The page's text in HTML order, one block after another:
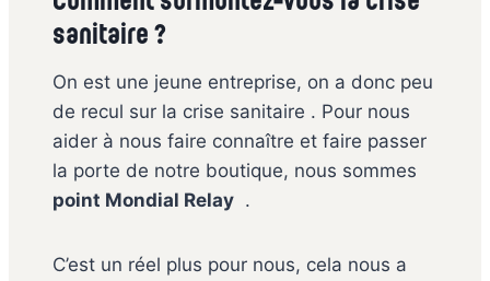
sanitaire ?
On est une jeune entreprise, on a donc peu
de recul sur la crise sanitaire . Pour nous
aider à nous faire connaître et faire passer
la porte de notre boutique, nous sommes
point Mondial Relay .
C’est un réel plus pour nous, cela nous a